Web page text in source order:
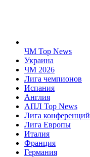
ЧМ Top News
Украина
ЧМ 2026
Лига чемпионов
Испания
Англия
АПЛ Top News
Лига конференций
Лига Европы
Италия
Франция
Германия